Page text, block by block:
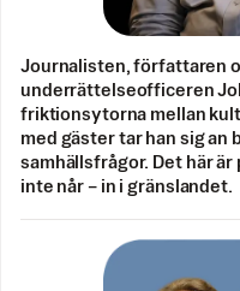
Journalisten, författaren
underrättelseofficeren
friktionsytorna mellan
med gäster tar han sig an
samhällsfrågor. Det här är
inte når – in i gränslandet.